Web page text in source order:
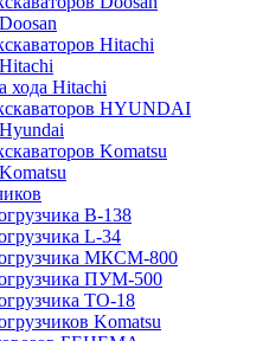
Hitachi
хода Hitachi
HYUNDAI
Komatsu
B-138
L-34
МКСМ-800
ПУМ-500
ТО-18
Komatsu